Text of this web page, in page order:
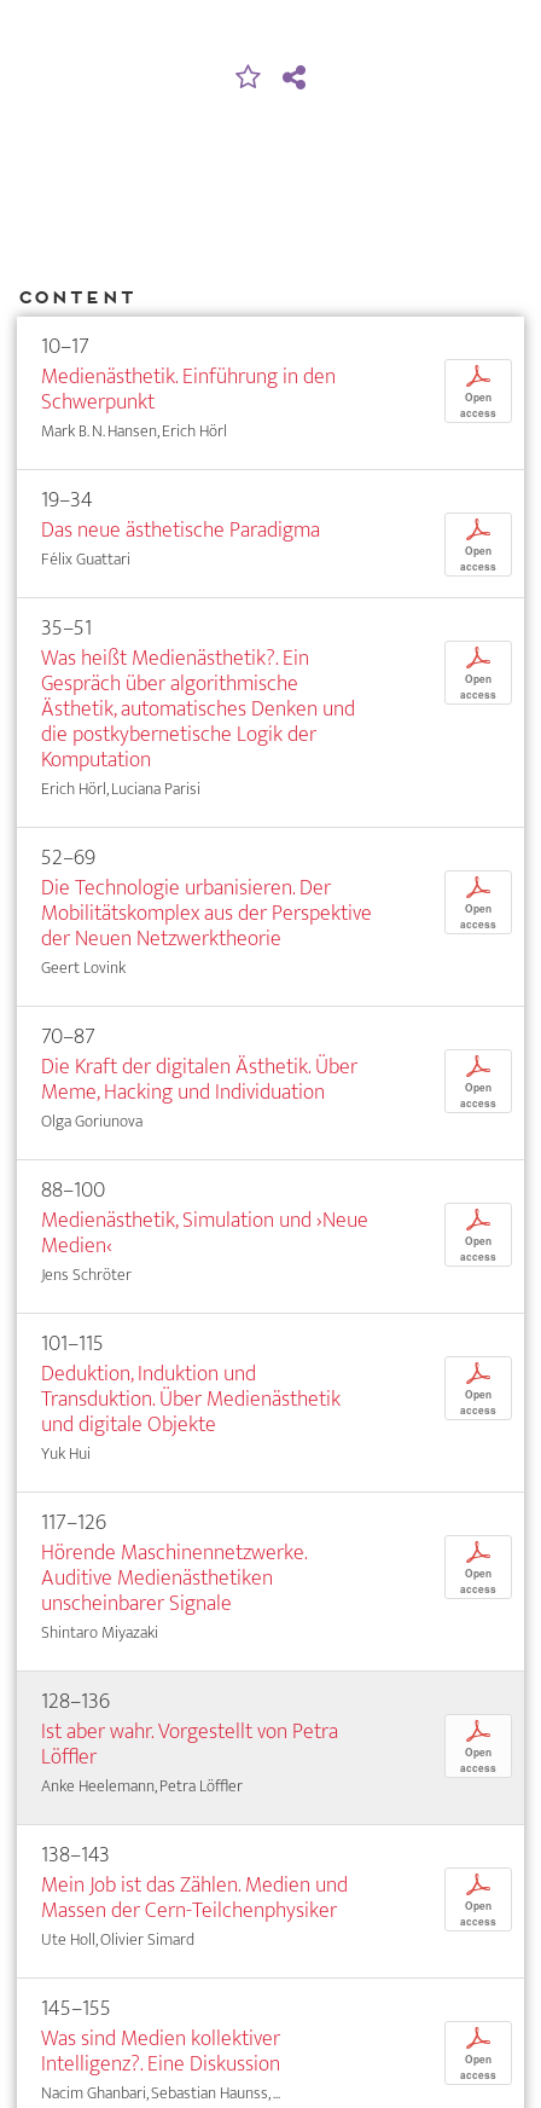
Content
10–17
Medienästhetik. Einführung in den
Schwerpunkt
Mark B. N. Hansen, Erich Hörl
p
Open
access
19–34
Das neue ästhetische Paradigma
Félix Guattari
p
Open
access
35–51
Was heißt Medienästhetik?. Ein
Gespräch über algorithmische
Ästhetik, automatisches Denken und
die postkybernetische Logik der
Komputation
Erich Hörl, Luciana Parisi
p
Open
access
52–69
Die Technologie urbanisieren. Der
Mobilitätskomplex aus der Perspektive
der Neuen Netzwerktheorie
Geert Lovink
p
Open
access
70–87
Die Kraft der digitalen Ästhetik. Über
Meme, Hacking und Individuation
Olga Goriunova
p
Open
access
88–100
Medienästhetik, Simulation und ›Neue
Medien‹
Jens Schröter
p
Open
access
101–115
Deduktion, Induktion und
Transduktion. Über Medienästhetik
und digitale Objekte
Yuk Hui
p
Open
access
117–126
Hörende Maschinennetzwerke.
Auditive Medienästhetiken
unscheinbarer Signale
Shintaro Miyazaki
p
Open
access
128–136
Ist aber wahr. Vorgestellt von Petra
Löffler
Anke Heelemann, Petra Löffler
p
Open
access
138–143
Mein Job ist das Zählen. Medien und
Massen der Cern-Teilchenphysiker
Ute Holl, Olivier Simard
p
Open
access
145–155
Was sind Medien kollektiver
Intelligenz?. Eine Diskussion
Nacim Ghanbari, Sebastian Haunss, ...
p
Open
access